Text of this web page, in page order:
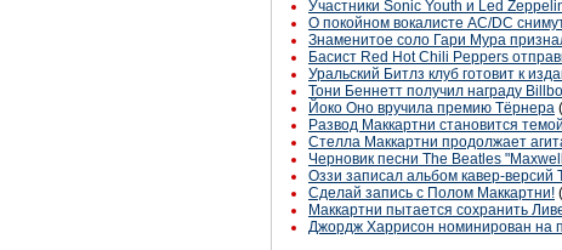
Участники Sonic Youth и Led
О покойном вокалисте AC/DC
Знаменитое соло Гари Мура
Басист Red Hot Chili Peppers
Уральский Битлз клуб готовит к
Тони Беннетт получил награду
Йоко Оно вручила премию Тёрнера
Развод Маккартни становится
Стелла Маккартни продолжает
Черновик песни The Beatles
Оззи записал альбом кавер-версий
Сделай запись с Полом Маккартни!
Маккартни пытается сохранить
Джордж Харрисон номинирован на